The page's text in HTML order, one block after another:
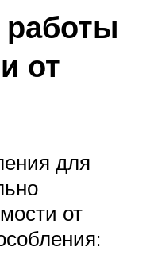
от
для
от